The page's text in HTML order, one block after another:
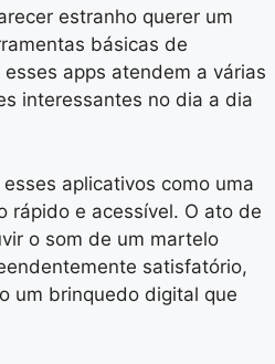
estranho querer um
básicas de
apps atendem a várias
interessantes no dia a dia
aplicativos como uma
rápido e acessível. O ato de
o som de um martelo
satisfatório,
um brinquedo digital que